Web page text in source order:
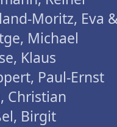
Moritz, Eva
Michael
Klaus
Paul-Ernst
Christian
Birgit